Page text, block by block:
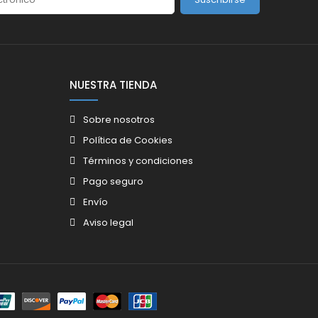
NUESTRA TIENDA
Sobre nosotros
Política de Cookies
Términos y condiciones
Pago seguro
Envío
Aviso legal